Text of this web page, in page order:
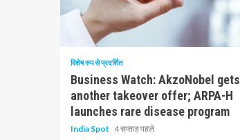
10 न्यूनतम पढ़ा
विशेष रुप से प्रदर्शित
Business Watch: AkzoNobel gets
another takeover offer; ARPA-H
launches rare disease program
India Spot 4 सप्ताह पहले